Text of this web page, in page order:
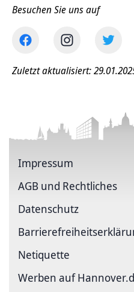
Besuchen Sie uns auf
Zuletzt aktualisiert:
Impressum
AGB und Rechtliches
Datenschutz
Netiquette
Werben auf